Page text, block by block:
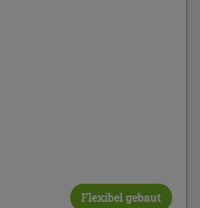
Flexibel gebaut